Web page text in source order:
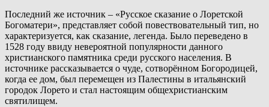
Последний же источник – «Русское сказание о Лоретской
Богоматери», представляет собой повествовательный тип, но
характеризуется, как сказание, легенда. Было переведено в
1528 году ввиду невероятной популярности данного
христианского памятника среди русского населения. В
источнике рассказывается о чуде, сотворённом Богородицей,
когда ее дом, был перемещен из Палестины в итальянский
городок Лорето и стал настоящим общехристианским
святилищем.